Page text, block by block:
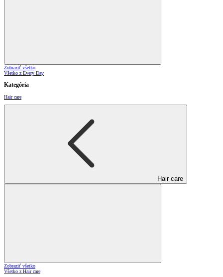
Zobraziť všetko
Všetko z Every Day
Kategória
Hair care
Hair care
Zobraziť všetko
Všetko z Hair care